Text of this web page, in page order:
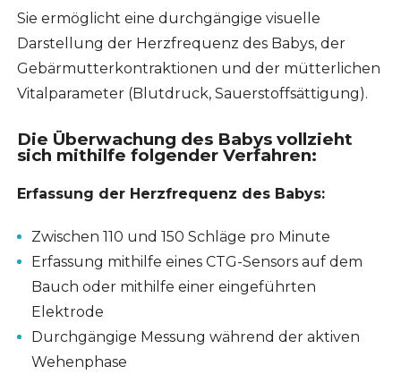
Sie ermöglicht eine durchgängige visuelle
Darstellung der Herzfrequenz des Babys, der
Gebärmutterkontraktionen und der mütterlichen
Vitalparameter (Blutdruck, Sauerstoffsättigung).
Die Überwachung des Babys vollzieht
sich mithilfe folgender Verfahren:
Erfassung der Herzfrequenz des Babys:
Zwischen 110 und 150 Schläge pro Minute
Erfassung mithilfe eines CTG-Sensors auf dem
Bauch oder mithilfe einer eingeführten
Elektrode
Durchgängige Messung während der aktiven
Wehenphase